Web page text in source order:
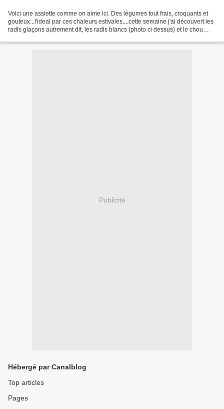
Voici une assiette comme on aime ici. Des légumes tout frais, croquants et
gouteux...l'ideal par ces chaleurs estivales....cette semaine j'ai découvert les
radis glaçons autrement dit, les radis blancs (photo ci dessus) et le chou
Publicité
Hébergé par Canalblog
Top articles
Pages